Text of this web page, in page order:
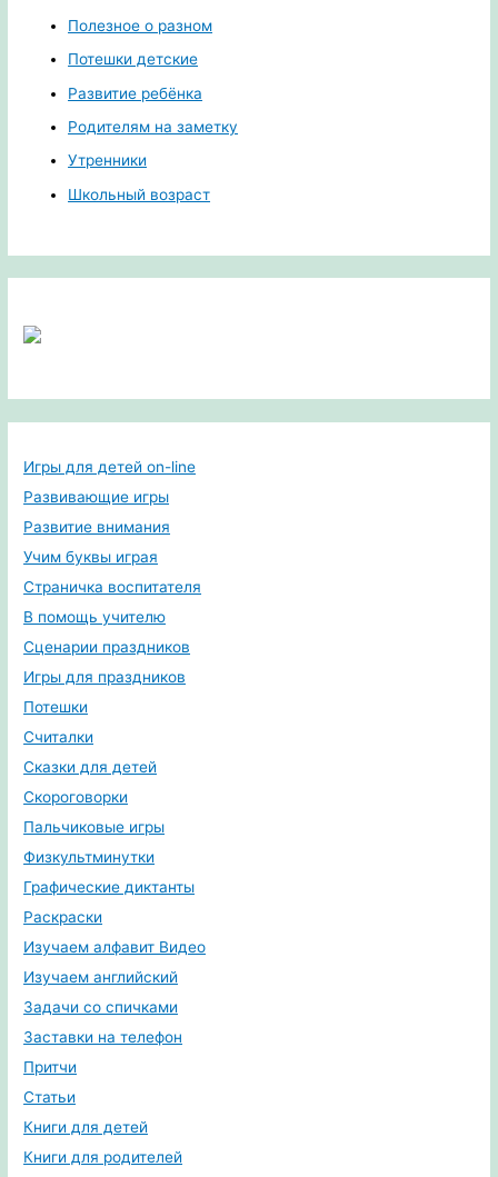
Полезное о разном
Потешки детские
Развитие ребёнка
Родителям на заметку
Утренники
Школьный возраст
Игры для детей on-line
Развивающие игры
Развитие внимания
Учим буквы играя
Страничка воспитателя
В помощь учителю
Сценарии праздников
Игры для праздников
Потешки
Считалки
Сказки для детей
Скороговорки
Пальчиковые игры
Физкультминутки
Графические диктанты
Раскраски
Изучаем алфавит Видео
Изучаем английский
Задачи со спичками
Заставки на телефон
Притчи
Статьи
Книги для детей
Книги для родителей